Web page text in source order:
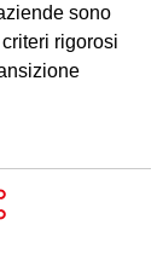
sono
rigorosi